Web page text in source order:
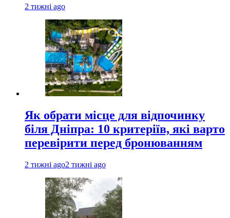
2 тижні ago
Як обрати місце для відпочинку
біля Дніпра: 10 критеріїв, які варто
перевірити перед бронюванням
2 тижні ago2 тижні ago